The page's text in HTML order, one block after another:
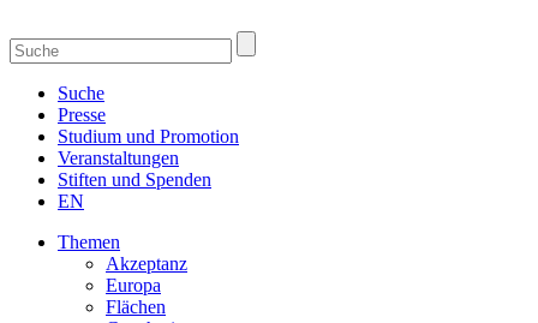
Suche
Presse
Studium und Promotion
Veranstaltungen
Stiften und Spenden
EN
Themen
Akzeptanz
Europa
Flächen